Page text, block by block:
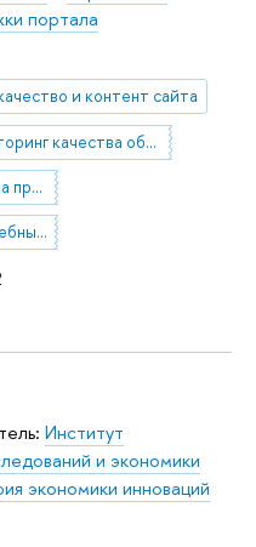
портала
и контент сайта
мониторинг качества образования
мониторинг качества приема в вузы
рейтинги высших учебных заведений
Институт
и экономики
экономики инноваций